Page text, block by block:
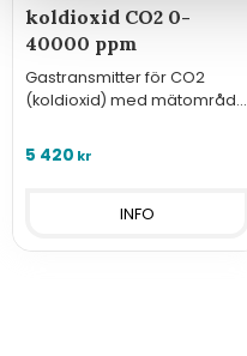
koldioxid CO2 0-
40000 ppm
Gastransmitter för CO2
(koldioxid) med mätområde
utgångar och Modbus.
5 420 kr
INFO